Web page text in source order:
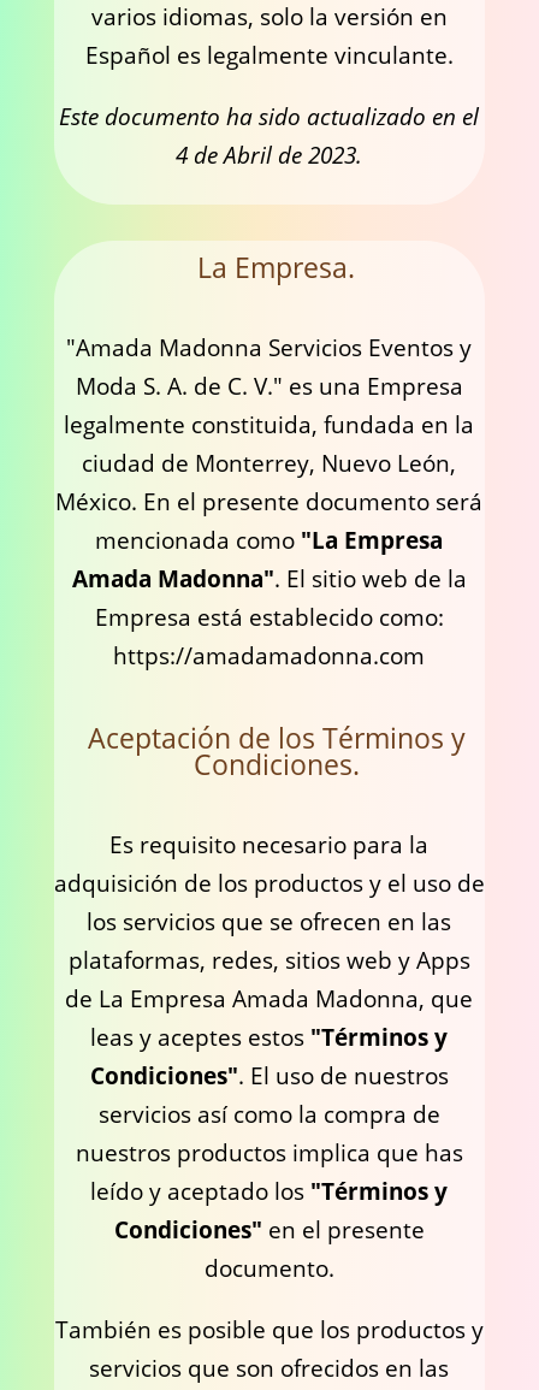
varios idiomas, solo la versión en
Español es legalmente vinculante.
Este documento ha sido actualizado en el
4 de Abril de 2023.
La Empresa.
"Amada Madonna Servicios Eventos y
Moda S. A. de C. V." es una Empresa
legalmente constituida, fundada en la
ciudad de Monterrey, Nuevo León,
México. En el presente documento será
mencionada como "La Empresa
Amada Madonna". El sitio web de la
Empresa está establecido como:
https://amadamadonna.com
Aceptación de los Términos y
Condiciones.
Es requisito necesario para la
adquisición de los productos y el uso de
los servicios que se ofrecen en las
plataformas, redes, sitios web y Apps
de La Empresa Amada Madonna, que
leas y aceptes estos "Términos y
Condiciones". El uso de nuestros
servicios así como la compra de
nuestros productos implica que has
leído y aceptado los "Términos y
Condiciones" en el presente
documento.
También es posible que los productos y
servicios que son ofrecidos en las